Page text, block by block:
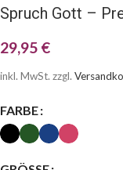
Spruch Gott –
29,95 €
inkl. MwSt. zzgl.
FARBE